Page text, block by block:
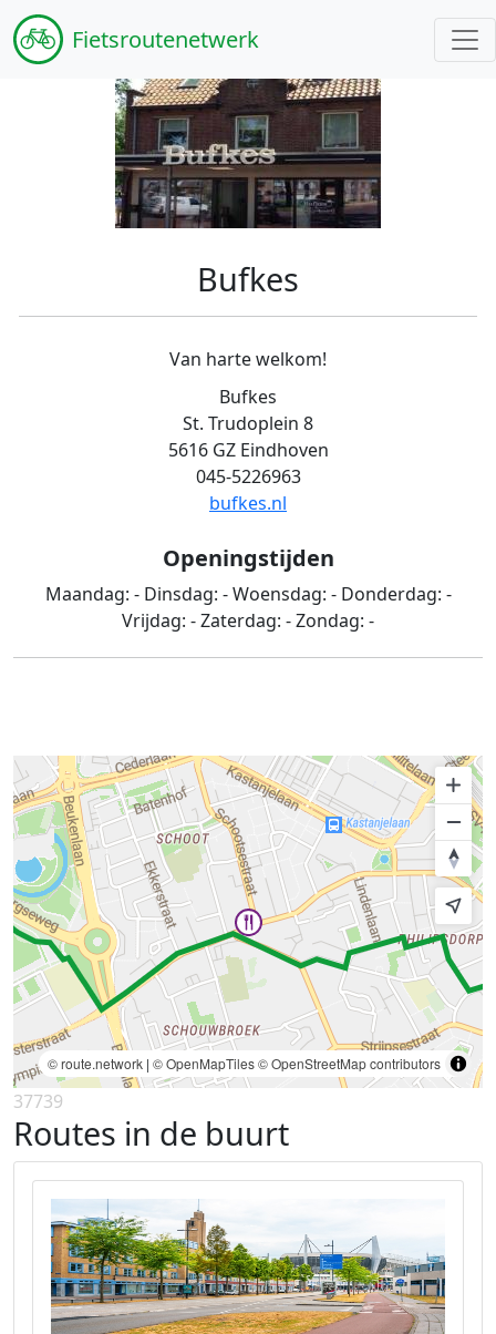
Fietsroutenetwerk
Bufkes
Van harte welkom!
Bufkes
St. Trudoplein 8
5616 GZ Eindhoven
045-5226963
bufkes.nl
Openingstijden
Maandag: - Dinsdag: -Woensdag: - Donderdag: -
Vrijdag: -Zaterdag: -Zondag: -
© route.network | © OpenMapTiles© OpenStreetMap contributors
37739
Routes in de buurt